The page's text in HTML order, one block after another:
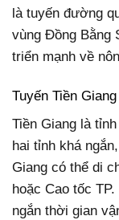
là tuyến đường
vùng Đồng Bằng
triển mạnh về
Tuyến Tiền
Tiền Giang là
hai tỉnh khá
Giang có thể di
hoặc Cao tốc
ngắn thời gian